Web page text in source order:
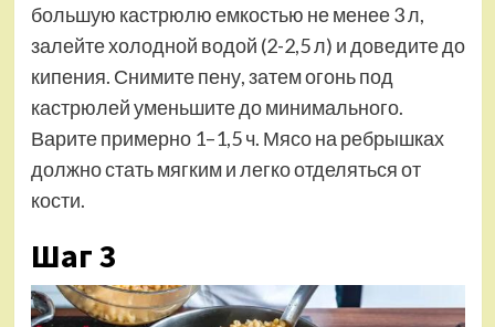
большую кастрюлю емкостью не менее 3 л,
залейте холодной водой (2-2,5 л) и доведите до
кипения. Снимите пену, затем огонь под
кастрюлей уменьшите до минимального.
Варите примерно 1–1,5 ч. Мясо на ребрышках
должно стать мягким и легко отделяться от
кости.
Шаг 3